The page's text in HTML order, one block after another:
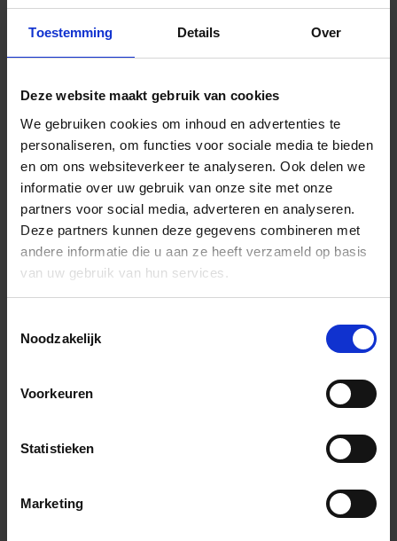
Toestemming Details Over
Deze website maakt gebruik van cookies
We gebruiken cookies om inhoud en advertenties te
personaliseren, om functies voor sociale media te bieden
en om ons websiteverkeer te analyseren. Ook delen we
informatie over uw gebruik van onze site met onze
partners voor social media, adverteren en analyseren.
Deze partners kunnen deze gegevens combineren met
andere informatie die u aan ze heeft verzameld op basis
van uw gebruik van hun services.
Noodzakelijk
Voorkeuren
Statistieken
Marketing